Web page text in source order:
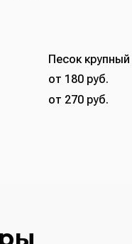
Песок
от 180 руб.
от 270 руб.